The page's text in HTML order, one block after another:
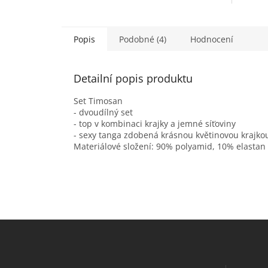
Popis Podobné (4) Hodnocení
Detailní popis produktu
Set Timosan
- dvoudílný set
- top v kombinaci krajky a jemné síťoviny
- sexy tanga zdobená krásnou květinovou
Materiálové složení: 90% polyamid, 10% elastan
Z